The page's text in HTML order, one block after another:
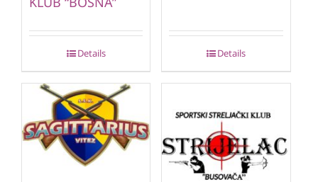
Details Details